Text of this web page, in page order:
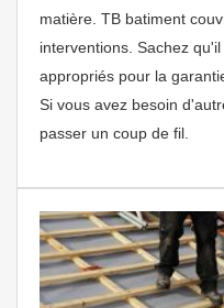
matière. TB batiment
interventions. Sachez
appropriés pour la
Si vous avez besoin
passer un coup de fil.